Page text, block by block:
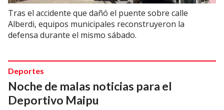
Tras el accidente que dañó el puente sobre calle
Alberdi, equipos municipales reconstruyeron la
defensa durante el mismo sábado.
Noche de malas noticias para el
Deportivo Maipu
Deportes